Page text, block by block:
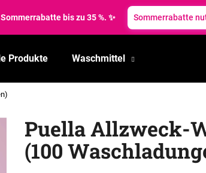
bis zu 35 %. ✨ Sommerrabatte
Produkte Waschmittel
Puella Allzweck-
(100